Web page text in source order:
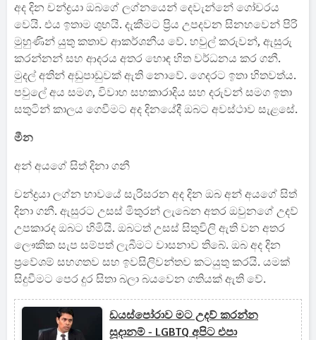
අද දින චන්ද්‍රයා ඔබගේ ලග්නයෙන් දෙවැන්නේ ගෝචරය
වෙයි. එය ඉතාම ශුභයි. දැකීමට ප්‍රිය උපදවන සිනහවෙන් පිරි
මුහුණින් යුතු කතාව ආකර්ශනීය වේ. හවුල් කරුවන්, ඇසුරු
කරන්නන් සහ ආදරය අතර හොඳ හිත වර්ධනය කර ගනී.
මුදල් අතින් අඩුපාඩුවක් ඇති නොවේ. ගෙදරට ඉතා හිතවත්ය.
පවුලේ අය සමග, විවාහ සහකාරාදිය සහ දරුවන් සමග ඉතා
සතුටින් කාලය ගෙවීමට අද දිනයේදී ඔබට අවස්ථාව සැළසේ.
මීන
අන් අයගේ සිත් දිනා ගනී
චන්ද්‍රයා ලග්න භාවයේ සැරිසරන අද දින ඔබ අන් අයගේ සිත්
දිනා ගනී. ඇසුරට උසස් මිතුරන් ලැබෙන අතර ඔවුනගේ උදව්
උපකාරද ඔබට හිමියි. ඔබටත් උසස් සිතුවිලි ඇති වන අතර
ලෞකික සැප සම්පත් ලැබීමට වාසනාව ති‍බේ. ඔබ අද දින
ප්‍රවේශම් සහගතව සහ ඉවසිලිවන්තව කටයුතු කරයි. යමක්
සිදුවීමට පෙර දුර සිතා බලා බයවෙන ගතියක් ඇති වේ.
ඩයස්පෝරාව මට උදව් කරන්න
සූදානම් - LGBTQ අපිට එපා